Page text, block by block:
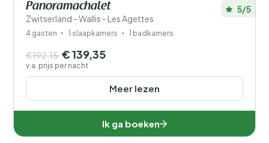
Panoramachalet
Zwitserland - Wallis - Les Agettes
5/5
4 gasten 1 slaapkamers 1 badkamers
Meer lezen
€192,15 € 139,35
v.a. prijs per nacht
Ik ga boeken